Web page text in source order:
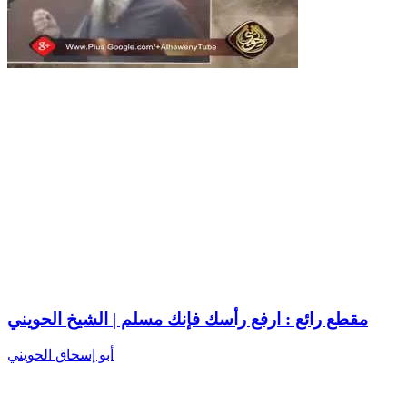
مقطع رائع : ارفع رأسك فإنك مسلم | الشيخ الحويني
أبو إسحاق الحويني